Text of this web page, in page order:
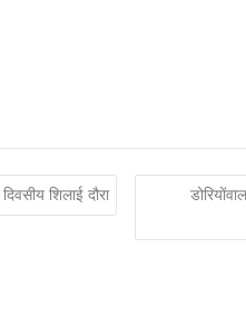
शिलाई दौरा